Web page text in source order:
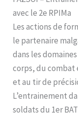
avec le 2e RPIMa
Les actions de
le partenaire
dans les
corps, du combat
et au tir de
L’entrainement
soldats du 1er